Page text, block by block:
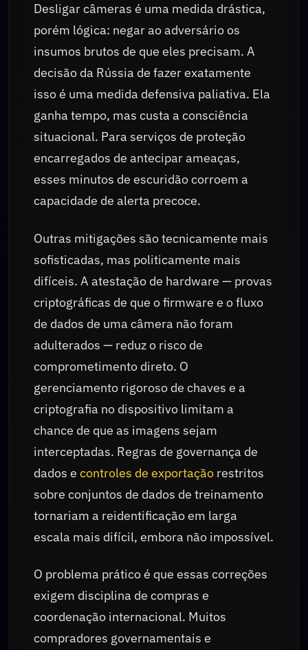
Desligar câmeras é uma medida drástica,
porém lógica: negar ao adversário os
insumos brutos de que eles precisam. A
decisão da Rússia de fazer exatamente
isso é uma medida defensiva paliativa. Ela
ganha tempo, mas custa a consciência
situacional. Para serviços de proteção
encarregados de antecipar ameaças,
esses minutos de escuridão corroem a
capacidade de alerta precoce.
Outras mitigações são tecnicamente mais
sofisticadas, mas politicamente mais
difíceis. A atestação de hardware — provas
criptográficas de que o firmware e o fluxo
de dados de uma câmera não foram
adulterados — reduz o risco de
comprometimento direto. O
gerenciamento rigoroso de chaves e a
criptografia no dispositivo limitam a
chance de que as imagens sejam
interceptadas. Regras de governança de
dados e controles de exportação restritos
sobre conjuntos de dados de treinamento
tornariam a reidentificação em larga
escala mais difícil, embora não impossível.
O problema prático é que essas correções
exigem disciplina de compras e
coordenação internacional. Muitos
compradores governamentais e